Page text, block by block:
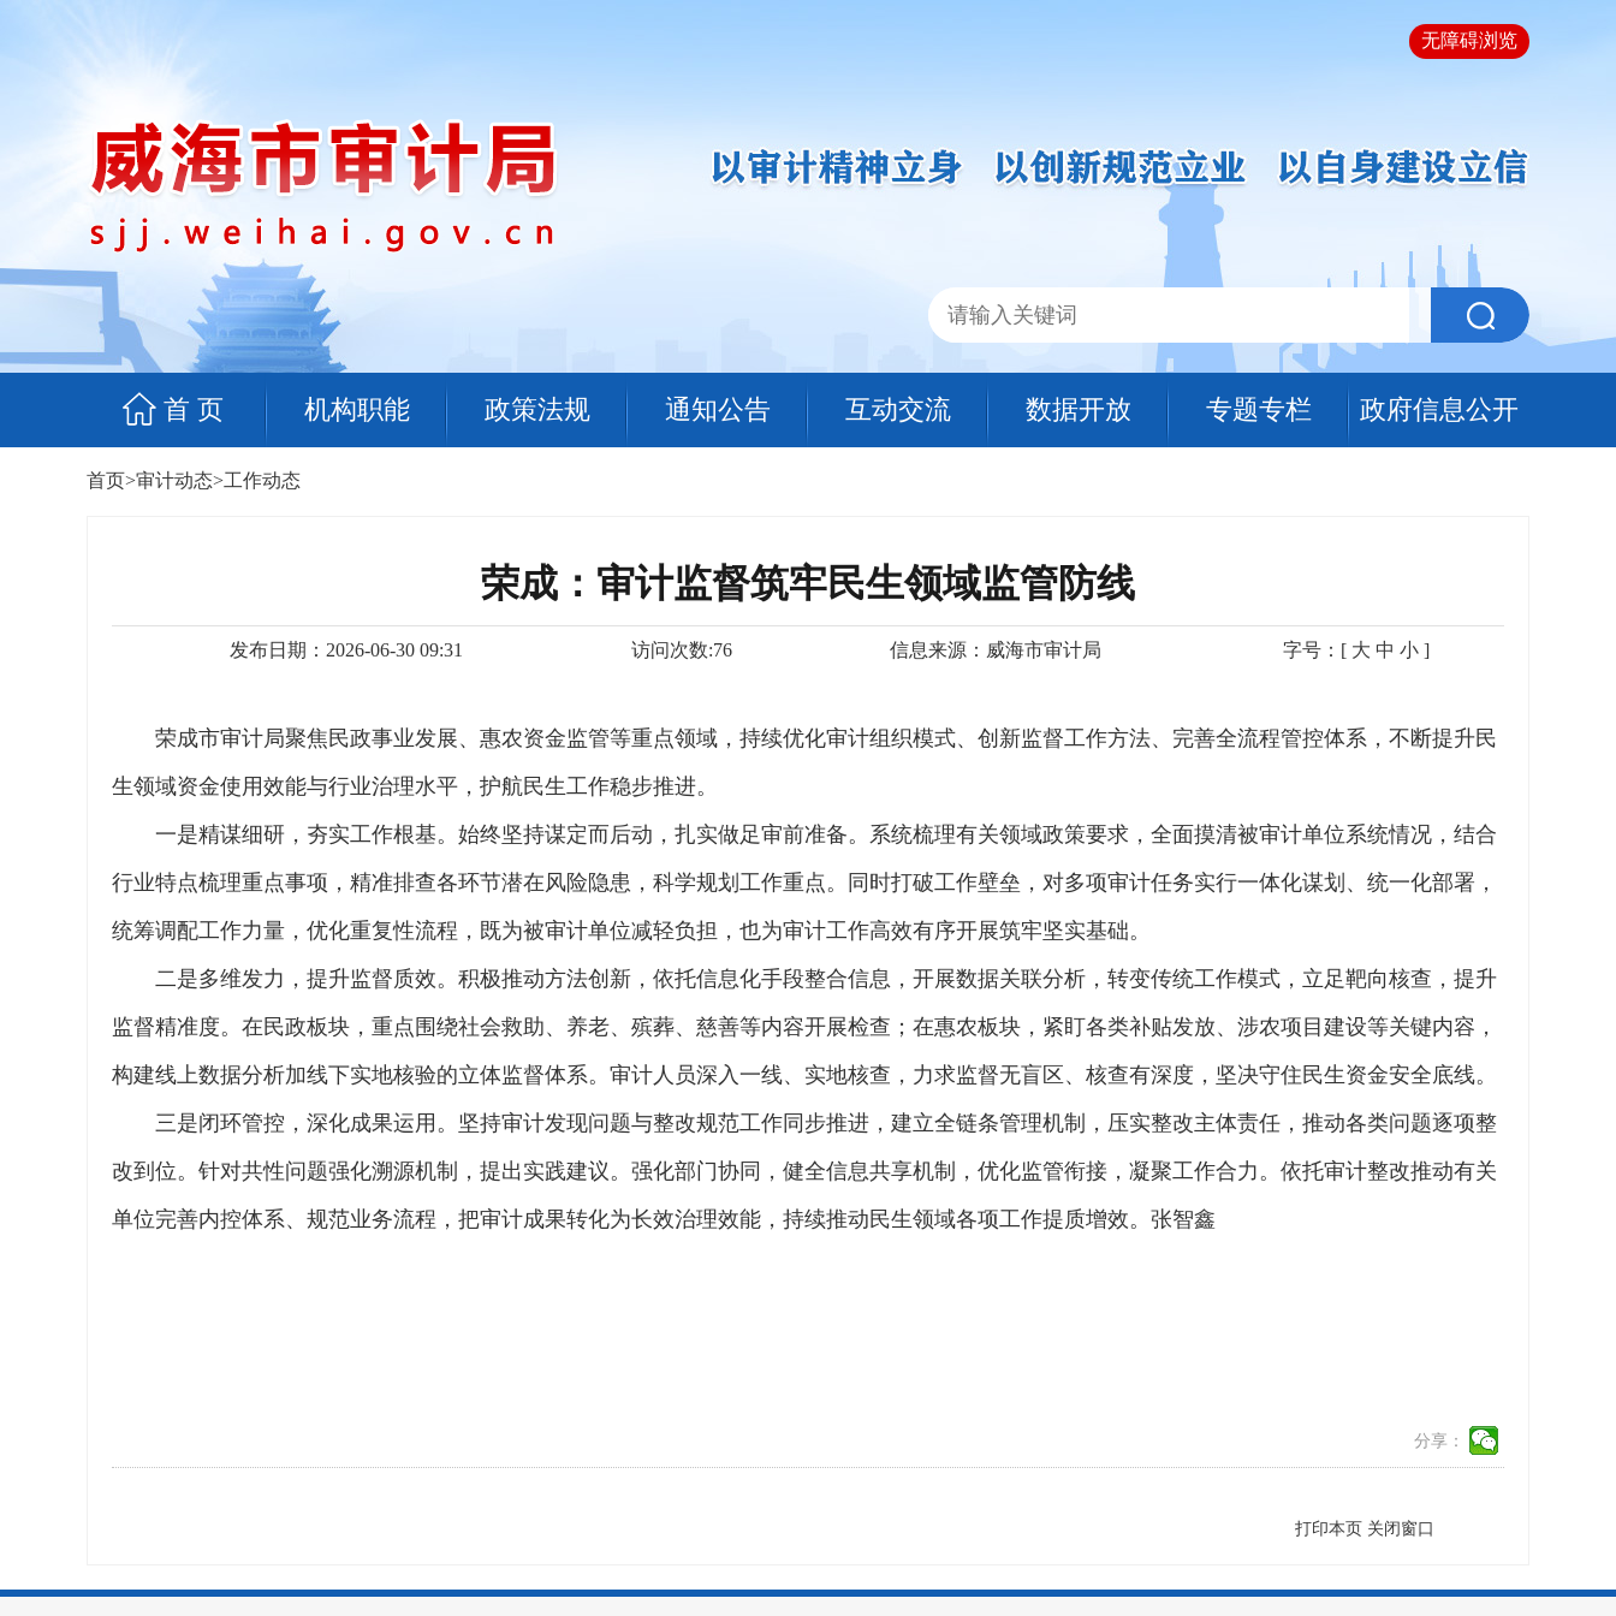
无障碍浏览
首 页 机构职能 政策法规 通知公告 互动交流 数据开放 专题专栏 政府信息公开
首页>审计动态>工作动态
荣成：审计监督筑牢民生领域监管防线
发布日期：2026-06-30 09:31 访问次数:76 信息来源： 威海市审计局 字号：[ 大 中 小 ]
荣成市审计局聚焦民政事业发展、惠农资金监管等重点领域，持续优化审计组织模式、创新监督工作方法、完善全流程管控体系，不断提升民
生领域资金使用效能与行业治理水平，护航民生工作稳步推进。
一是精谋细研，夯实工作根基。始终坚持谋定而后动，扎实做足审前准备。系统梳理有关领域政策要求，全面摸清被审计单位系统情况，结合
行业特点梳理重点事项，精准排查各环节潜在风险隐患，科学规划工作重点。同时打破工作壁垒，对多项审计任务实行一体化谋划、统一化部署，
统筹调配工作力量，优化重复性流程，既为被审计单位减轻负担，也为审计工作高效有序开展筑牢坚实基础。
二是多维发力，提升监督质效。积极推动方法创新，依托信息化手段整合信息，开展数据关联分析，转变传统工作模式，立足靶向核查，提升
监督精准度。在民政板块，重点围绕社会救助、养老、殡葬、慈善等内容开展检查；在惠农板块，紧盯各类补贴发放、涉农项目建设等关键内容，
构建线上数据分析加线下实地核验的立体监督体系。审计人员深入一线、实地核查，力求监督无盲区、核查有深度，坚决守住民生资金安全底线。
三是闭环管控，深化成果运用。坚持审计发现问题与整改规范工作同步推进，建立全链条管理机制，压实整改主体责任，推动各类问题逐项整
改到位。针对共性问题强化溯源机制，提出实践建议。强化部门协同，健全信息共享机制，优化监管衔接，凝聚工作合力。依托审计整改推动有关
单位完善内控体系、规范业务流程，把审计成果转化为长效治理效能，持续推动民生领域各项工作提质增效。张智鑫
分享：
打印本页 关闭窗口